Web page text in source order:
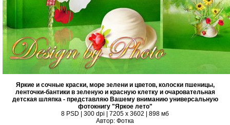
Яркие и сочные краски, море зелени и цветов, колоски пшеницы,
ленточки-бантики в зеленую и красную клетку и очаровательная
детская шляпка - представляю Вашему вниманию универсальную
фотокнигу "Яркое лето"
8 PSD | 300 dpi | 7205 x 3602 | 898 мб
Автор: Фотка